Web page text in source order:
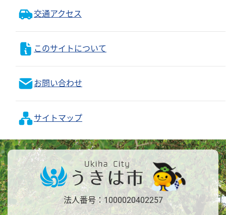
交通アクセス
このサイトについて
お問い合わせ
サイトマップ
法人番号：1000020402257